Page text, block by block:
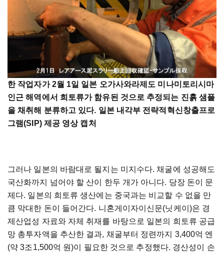
한 작업자가 2월 1일 일본 오가사와라제도 미나미토리시마
인근 해역에서 희토류가 함유된 것으로 추정되는 진흙 샘플
을 채취해 분류하고 있다. 일본 내각부 전략적혁신창출프로
그램(SIP) 제공 영상 캡처
그러나 일본의 바람대로 될지는 미지수다. 채굴에 성공해도
국산화까지 넘어야 할 산이 한두 개가 아니다. 당장 돈이 문
제다. 일본의 희토류 생산에는 중국과는 비교할 수 없을 만
큼 막대한 돈이 들어간다. 니혼게이자이신문(닛케이)은 경
제산업성 자료와 자체 취재를 바탕으로 일본의 희토류 공급
망 총투자액을 추산한 결과, 채굴부터 정련까지 3,400억 엔
(약 3조1,500억 원)이 필요한 것으로 추정했다. 경산성이 손